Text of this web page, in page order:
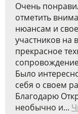
Очень
отметить
нюансам и
участников на
прекрасное
Было
себя о своем
Благодарю
необычно и...